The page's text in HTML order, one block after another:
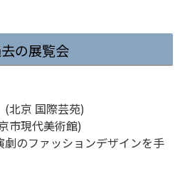
の展覧会
(北京 国際芸苑)
市現代美術館)
劇のファッションデザインを手